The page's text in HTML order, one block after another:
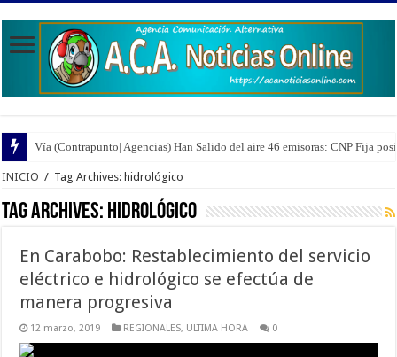
Vía (Contrapunto| Agencias) Han Salido del aire 46 emisoras: CNP Fija
INICIO / Tag Archives: hidrológico
Tag Archives: hidrológico
En Carabobo: Restablecimiento del servicio
eléctrico e hidrológico se efectúa de
manera progresiva
12 marzo, 2019 REGIONALES, ULTIMA HORA 0